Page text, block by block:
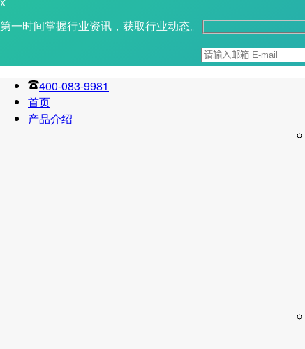
X
第一时间掌握行业资讯，获取行业动态。
400-083-9981
首页
产品介绍